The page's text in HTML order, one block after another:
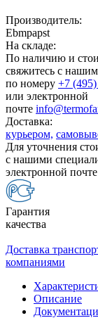
Производитель:
Ebmpapst
На складе:
По наличию и
свяжитесь с
по номеру +7
или электронной
почте
Доставка:
курьером,
Для уточнения
с нашими
электронной почте
Гарантия
качества
Доставка
компаниями
Описание